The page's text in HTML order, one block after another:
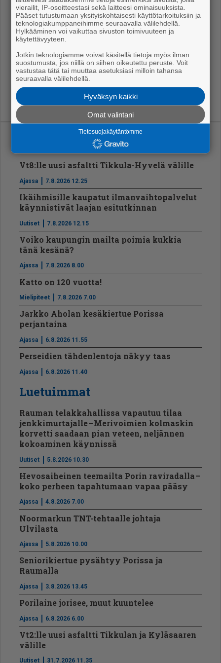
pan edis­tä­mi­nen ja kult­tuu­ri­hank­kei­siin osal­lis­tu­mi­
nen yh­teis­työs­sä suur­lä­he­tys­tön kans­sa.
Ruot­sil­la on Suo­mes­sa täl­lä het­kel­lä 14 kon­su­laat­
tia ja pää­kon­su­laat­ti Maa­ri­an­ha­mi­nas­sa. Li­sä­tie­toa
kon­su­laa­teis­ta löy­tyy Ruot­sin suur­lä­he­tys­tön ko­ti­si­
vul­ta www.ruot­si.fi.
Vt8:lle uusi asfaltti Tikkula-Hyvelä välille
Ajassa 7.8.2026 12.25
Ikäihmisille kaupatut ilmanvaihtopalvelut
käynnistivät laajan esitutkinnan
Uutiset 7.8.2026 12.15
Voiko kaupungin mailta poimia kukkia
tänä kesänä?
Ajassa 7.8.2026 8.00
Katto on 120 vuotta!
Mielipiteet 7.8.2026 7.00
Jarkko Aholan kesäkiertue Porissa
perjantaina
Ajassa 6.8.2026 11.55
Perseidien tähdenlentoja näkyy taas
Ajassa 6.8.2026 11.40
Luetuimmat
Rauman telakkahallissa vapautuu tilaa
jenkkimurtajalle – Merivoimien kolmaskin
korvetti saadaan pian veteen, neljännen
kokoaminen käynnissä
Uutiset 5.8.2026 10.30
Hevosaiheinen teemailta Porin raviradalla –
koko perheen tapahtumaan vapaa pääsy
Ajassa 4.8.2026 7.00
Noormarkun TNT-tehtaalle johtaja
Ulvilasta
Ajassa 5.8.2026 10.00
Seniorikiertue pysähtyy Porissa ja
Raumalla
Ajassa 3.8.2026 13.45
Porilaine jorisee, muut kuuntelee
Ajassa 6.8.2026 6.00
Vt2:lle uusi asfaltti Tikkulan ja Kyläsaaren
välille
Uutiset 31.7.2026 11.35
vierailit, IP-osoitteestasi sekä laitteesi ominaisuuksista.
Pääset tutustumaan yksityiskohtaisesti käyttötarkoituksiin ja
teknologiakumppaneihimme seuraavalla välilehdellä.
Hylkääminen voi vaikuttaa sivuston toimivuuteen ja
käytettävyyteen.
Jotkin teknologiamme voivat käsitellä tietoja myös ilman
suostumusta, jos niillä on siihen oikeutettu peruste. Voit
vastustaa tätä tai muuttaa asetuksiasi milloin tahansa
seuraavalla välilehdellä.
Hyväksyn kaikki
Omat valintani
Tietosuojakäytäntömme